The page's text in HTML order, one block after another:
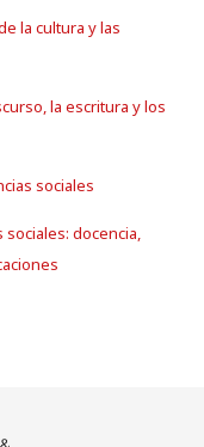
la cultura y las
la escritura y los
sociales
sociales: docencia,